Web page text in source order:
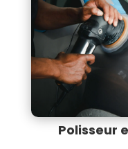
Polisseur